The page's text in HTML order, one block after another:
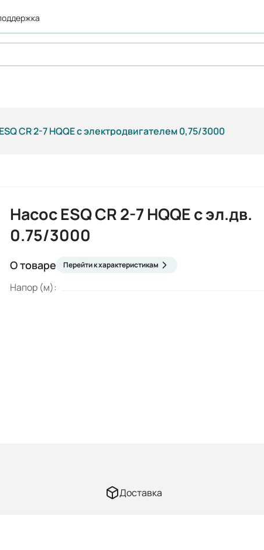
CR 2-7 HQQE с электродвигателем 0,75/3000
Насос ESQ CR 2-7 HQQE с эл.дв.
0.75/3000
О товаре Перейти к характеристикам
Напор (м):
Доставка